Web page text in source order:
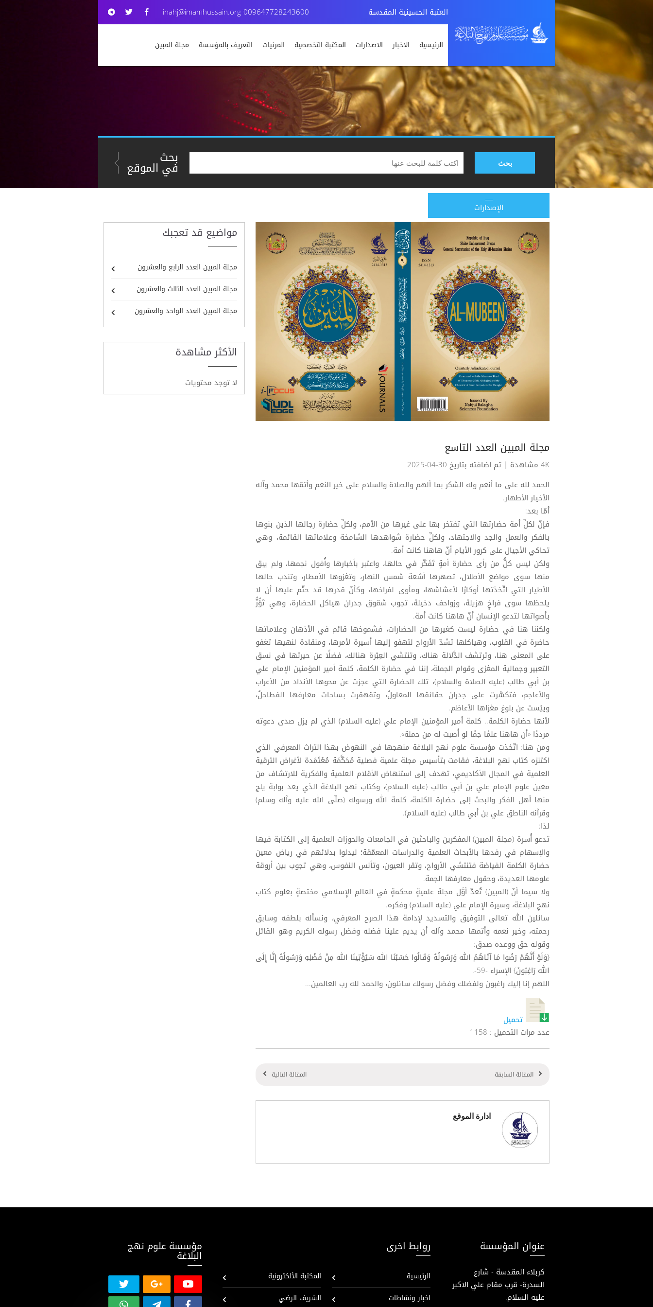
العتبة الحسينية المقدسة 009647728243600
inahj@imamhussain.org
الرئيسية الاخبار الاصدارات المكتبة التخصصية المرئيات التعريف بالمؤسسة مجلة المبين
بحث بحث
في الموقع
الإصدارات
مجلة المبين العدد التاسع
4K مشاهدة
| تم اضافته بتاريخ 30-04-2025
الحمد لله على ما أنعم وله الشكر بما ألهم والصلاة والسلام على خير النعم وأتمّها محمد وآله
الأخيار الأطهار.
أمّا بعد:
فإنّ لكلِّ أمة حضارتها التي تفتخر بها على غيرها من الأمم، ولكلِّ حضارة رجالها الذين بنوها
بالفكر والعمل والجد والاجتهاد، ولكلِّ حضارة شواهدها الشامخة وعلاماتها القائمة، وهي
تحاكي الأجيال على كرور الأيام أنّ هاهنا كانت أمة.
ولكن ليس كلُّ من رأى حضارة أمةٍ تَفَكّر في حالها، واعتبر بأخبارها وأُفول نجمها، ولم يبق
منها سوى مواضع الأطلال، تصهرها أشعة شمس النهار، وتغزوها الأمطار، وتندب حالها
الأطيار التي اتّخذتها أوكارًا لأعشاشها، ومأوى لفراخها، وكأنّ قدرها قد حتّم عليها أن لا
يلحظها سوى فراخٍ هزيلة، وزواحف دخيلة، تجوب شقوق جدران هياكل الحضارة، وهي تَؤُزُّ
بأصواتها لتدعو الإنسان أنّ هاهنا كانت أمة.
ولكننا هنا في حضارة ليست كغيرها من الحضارات، فشموخها قائم في الأذهان وعلاماتها
حاضرة في القلوب، وهياكلها تشدّ الأرواح لتهفو إليها أسيرة لأمرها، ومنقادة لنهيها تغفو
على المعنى هنا، وترتشف الدَّلالة هناك، وتنتشي العِبْرة هنالك، فضلًا عن حيرتها في نسق
التعبير وجمالية المغزى وقوام الجملة، إننا في حضارة الكلمة، كلمة أمير المؤمنين الإمام علي
بن أبي طالب (عليه الصلاة والسلام)، تلك الحضارة التي عجزت عن محوها الأنداد من الأعراب
والأعاجم، فتكسَّرت على جدران حقائقها المعاولُ، وتقهقرت بساحات معارفها الفطاحلُ،
ويئِست عن بلوغ مغزاها الأعاظم.
لأنها حضارة الكلمة.. كلمة أمير المؤمنين الإمام علي (عليه السلام) الذي لم يزل صدى دعوته
مرددًا «أن هاهنا علمًا جمًا لو أَصبت له من حملة».
ومن هنا: اتّخذت مؤسسة علوم نهج البلاغة منهجها في النهوض بهذا التراث المعرفي الذي
اكتنزه كتاب نهج البلاغة، فقامت بتأسيس مجلة علمية فصلية مُحَكَّمَة مُعْتَمَدة لأغراض الترقية
العلمية في المجال الأكاديمي، تهدف إلى استنهاض الأقلام العلمية والفكرية للارتشاف من
معين علوم الإمام علي بن أبي طالب (عليه السلام)، وكتاب نهج البلاغة الذي يعد بوابة يلج
منها أهل الفكر والبحث إلى حضارة الكلمة، كلمة الله ورسوله (صلّى الله عليه وآله وسلم)
وقرآنه الناطق علي بن أبي طالب (عليه السلام).
لذا:
تدعو أُسرة (مجلة المبين) المفكرين والباحثين في الجامعات والحوزات العلمية إلى الكتابة فيها
والإسهام في رفدها بالأبحاث العلمية والدراسات المعمّقة؛ ليدلوا بدلائهم في رياض معين
حضارة الكلمة الفياضة فتنتشي الأرواح، وتقر العيون، وتأنس النفوس، وهي تجوب بين أروقة
علومها العديدة، وحقول معارفها الجمة.
ولا سيما أنّ (المبين) تُعدّ أوَّل مجلة علميةٍ محكمةٍ في العالمِ الإِسلامي مختصةٍ بعلوم كتاب
نهجِ البلاغة، وسيرة الإمام علي (عليه السلام) وفكره.
سائلين الله تعالى التوفيق والتسديد لإدامة هذا الصرح المعرفي، ونسأله بلطفه وسابق
رحمته، وخير نعمه وأتمها محمد وآله أن يديم علينا فضله وفضل رسوله الكريم وهو القائل
وقوله حق ووعده صدق:
{وَلَوْ أَنَّهُمْ رَضُوا مَا آتَاهُمُ الله وَرَسُولُهُ وَقَالُوا حَسْبُنَا الله سَيُؤْتِينَا الله مِنْ فَضْلِهِ وَرَسُولُهُ إِنَّا إِلَى
الله رَاغِبُونَ} الإسراء -59-.
اللهم إنا إليك راغبون ولفضلك وفضل رسولك سائلون، والحمد لله رب العالمين...
تحميل
عدد مرات التحميل : 1158
المقالة السابقة المقالة التالية
ادارة الموقع
مواضيع قد تعجبك
مجلة المبين العدد الرابع والعشرون
مجلة المبين العدد الثالث والعشرون
مجلة المبين العدد الواحد والعشرون
الأكثر مشاهدة
لا توجد محتويات
عنوان المؤسسة
كربلاء المقدسة - شارع
السدرة- قرب مقام علي الاكبر
عليه السلام.
روابط اخرى
الرئيسية
اخبار ونشاطات
المكتبة الألكترونية
الشريف الرضي
مؤسسة علوم نهج
البلاغة